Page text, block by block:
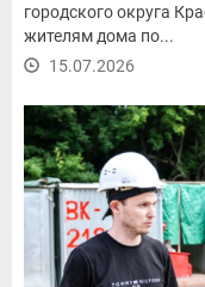
городского округа
жителям дома по...
15.07.2026